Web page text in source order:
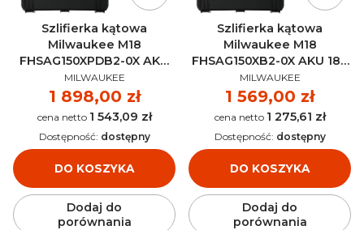
Szlifierka kątowa
Milwaukee M18
FHSAG150XPDB2-0X AKU
18V (bez aku) -
4933493422
PRODUCENT
MILWAUKEE
Cena
1 898,00 zł
Cena 1 543,09 zł
DO KOSZYKA
Dostępność: dostępny
Dodaj do
porównania
Szlifierka kątowa
Milwaukee M18
FHSAG150XB2-0X AKU 18V
(bez aku) - 4933493421
PRODUCENT
MILWAUKEE
Cena
1 569,00 zł
Cena 1 275,61 zł
DO KOSZYKA
Dostępność: dostępny
Dodaj do
porównania